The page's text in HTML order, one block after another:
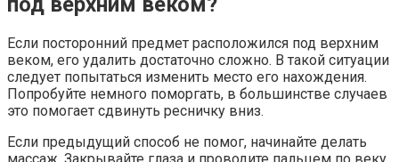
Если посторонний предмет расположился под верхним
веком, его удалить достаточно сложно. В такой ситуации
следует попытаться изменить место его нахождения.
Попробуйте немного поморгать, в большинстве случаев
это помогает сдвинуть ресничку вниз.
Если предыдущий способ не помог, начинайте делать